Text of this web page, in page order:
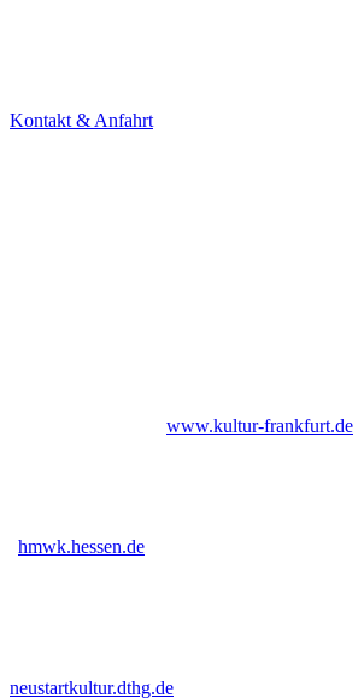
Kontakt & Anfahrt
www.kultur-frankfurt.de
hmwk.hessen.de
neustartkultur.dthg.de